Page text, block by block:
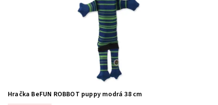
Hračka BeFUN ROBBOT puppy modrá 38 cm